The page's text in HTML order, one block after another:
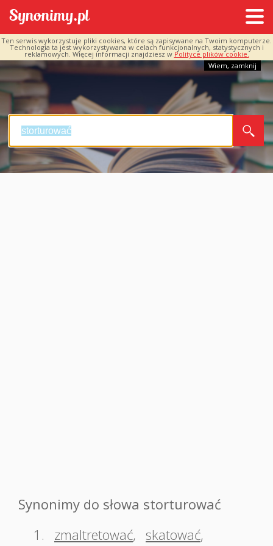
Ten serwis wykorzystuje pliki cookies, które są zapisywane na Twoim komputerze.
Technologia ta jest wykorzystywana w celach funkcjonalnych, statystycznych i
reklamowych. Więcej informacji znajdziesz w Polityce plików cookie.
Wiem, zamknij
Synonimy do słowa storturować
1.
zmaltretować, skatować,